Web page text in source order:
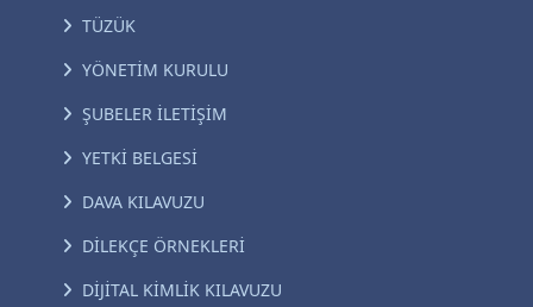
TÜZÜK
YÖNETİM KURULU
ŞUBELER İLETİŞİM
YETKİ BELGESİ
DAVA KILAVUZU
DİLEKÇE ÖRNEKLERİ
DİJİTAL KİMLİK KILAVUZU